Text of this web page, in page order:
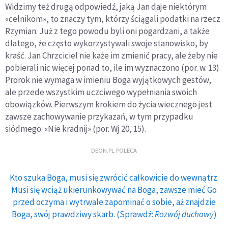
Widzimy też drugą odpowiedź, jaką Jan daje niektórym
«celnikom», to znaczy tym, którzy ściągali podatki na rzecz
Rzymian. Już z tego powodu byli oni pogardzani, a także
dlatego, że często wykorzystywali swoje stanowisko, by
kraść. Jan Chrzciciel nie każe im zmienić pracy, ale żeby nie
pobierali nic więcej ponad to, ile im wyznaczono (por. w. 13).
Prorok nie wymaga w imieniu Boga wyjątkowych gestów,
ale przede wszystkim uczciwego wypełniania swoich
obowiązków. Pierwszym krokiem do życia wiecznego jest
zawsze zachowywanie przykazań, w tym przypadku
siódmego: «Nie kradnij» (por. Wj 20, 15).
DEON.PL POLECA
Kto szuka Boga, musi się zwrócić całkowicie do wewnątrz.
Musi się wciąż ukierunkowywać na Boga, zawsze mieć Go
przed oczyma i wytrwale zapominać o sobie, aż znajdzie
Boga, swój prawdziwy skarb. (Sprawdź:Rozwój duchowy)